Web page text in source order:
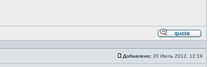
Сообщение
Добавлено: 20 Июль 2012, 12:19